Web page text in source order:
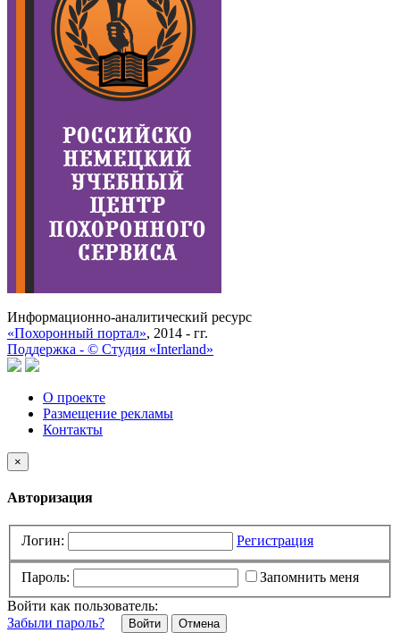
Информационно-аналитический ресурс
«Похоронный портал», 2014 - гг.
Поддержка - © Cтудия «Interland»
О проекте
Размещение рекламы
Контакты
×
Авторизация
Логин: Регистрация
Пароль:
Запомнить меня
Войти как пользователь:
Забыли пароль?
Отмена